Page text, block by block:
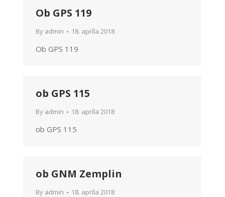
Ob GPS 119
By admin 18. apríla 2018
Ob GPS 119
ob GPS 115
By admin 18. apríla 2018
ob GPS 115
ob GNM Zemplin
By admin 18. apríla 2018